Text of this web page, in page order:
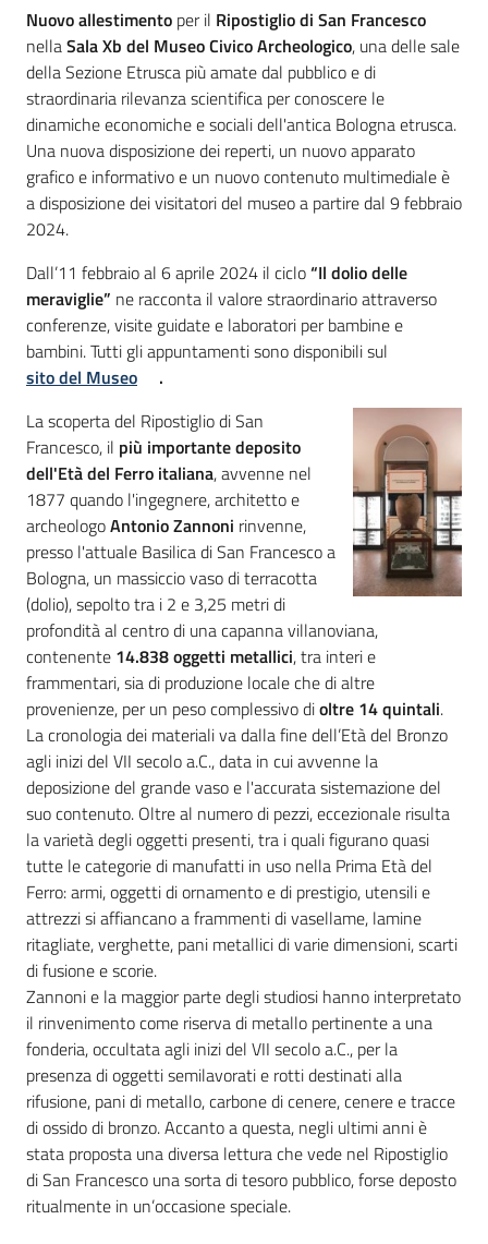
Seguici
su
Introduzione
Nuovo allestimento per il Ripostiglio di San Francesco
nellaSala Xb del Museo Civico Archeologico, una delle sale
della Sezione Etrusca più amate dal pubblico e di
straordinaria rilevanza scientifica per conoscere le
dinamiche economiche e sociali dell'antica Bologna etrusca.
Una nuova disposizione dei reperti, un nuovo apparato
grafico e informativo e un nuovo contenuto multimediale è
a disposizione dei visitatori del museo a partire dal 9 febbraio
2024.
Dall’11 febbraio al 6 aprile 2024 il ciclo“Il dolio delle
meraviglie” ne racconta il valore straordinario attraverso
conferenze, visite guidate e laboratori per bambine e
bambini. Tutti gli appuntamenti sono disponibili sul
sito del Museo
.
La scoperta del Ripostiglio di San
Francesco, il più importante deposito
dell'Età del Ferro italiana, avvenne nel
1877 quando l'ingegnere, architetto e
archeologoAntonio Zannoni rinvenne,
presso l'attuale Basilica di San Francesco a
Bologna, un massiccio vaso di terracotta
(dolio), sepolto tra i 2 e 3,25 metri di
profondità al centro di una capanna villanoviana,
contenente 14.838 oggetti metallici, tra interi e
frammentari, sia di produzione locale che di altre
provenienze, per un peso complessivo dioltre 14 quintali.
La cronologia dei materiali va dalla fine dell’Età del Bronzo
agli inizi del VII secolo a.C., data in cui avvenne la
deposizione del grande vaso e l'accurata sistemazione del
suo contenuto. Oltre al numero di pezzi, eccezionale risulta
la varietà degli oggetti presenti, tra i quali figurano quasi
tutte le categorie di manufatti in uso nella Prima Età del
Ferro: armi, oggetti di ornamento e di prestigio, utensili e
attrezzi si affiancano a frammenti di vasellame, lamine
ritagliate, verghette, pani metallici di varie dimensioni, scarti
di fusione e scorie.
Zannoni e la maggior parte degli studiosi hanno interpretato
il rinvenimento come riserva di metallo pertinente a una
fonderia, occultata agli inizi del VII secolo a.C., per la
presenza di oggetti semilavorati e rotti destinati alla
rifusione, pani di metallo, carbone di cenere, cenere e tracce
di ossido di bronzo. Accanto a questa, negli ultimi anni è
stata proposta una diversa lettura che vede nel Ripostiglio
di San Francesco una sorta di tesoro pubblico, forse deposto
ritualmente in un’occasione speciale.